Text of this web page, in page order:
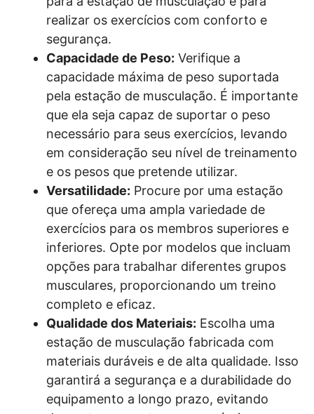
realizar os exercícios com conforto e
segurança.
Capacidade de Peso: Verifique a
capacidade máxima de peso suportada
pela estação de musculação. É importante
que ela seja capaz de suportar o peso
necessário para seus exercícios, levando
em consideração seu nível de treinamento
e os pesos que pretende utilizar.
Versatilidade: Procure por uma estação
que ofereça uma ampla variedade de
exercícios para os membros superiores e
inferiores. Opte por modelos que incluam
opções para trabalhar diferentes grupos
musculares, proporcionando um treino
completo e eficaz.
Qualidade dos Materiais: Escolha uma
estação de musculação fabricada com
materiais duráveis e de alta qualidade. Isso
garantirá a segurança e a durabilidade do
equipamento a longo prazo, evitando